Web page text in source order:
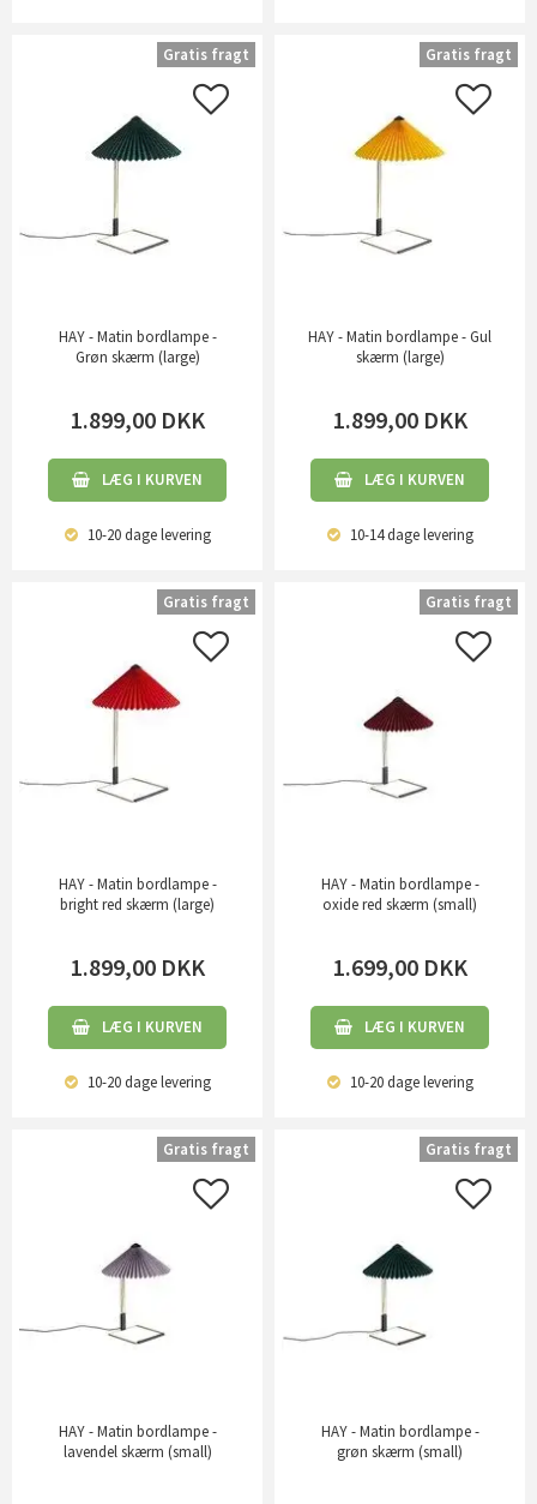
HAY - Matin bordlampe -
Grøn skærm (large)
1.899,00 DKK
LÆG I KURVEN
10-20 dagelevering
Gratis fragt
HAY - Matin bordlampe - Gul
skærm (large)
1.899,00 DKK
LÆG I KURVEN
10-14 dagelevering
Gratis fragt
HAY - Matin bordlampe -
bright red skærm (large)
1.899,00 DKK
LÆG I KURVEN
10-20 dagelevering
Gratis fragt
HAY - Matin bordlampe -
oxide red skærm (small)
1.699,00 DKK
LÆG I KURVEN
10-20 dagelevering
Gratis fragt
HAY - Matin bordlampe -
lavendel skærm (small)
Gratis fragt
HAY - Matin bordlampe -
grøn skærm (small)
Gratis fragt